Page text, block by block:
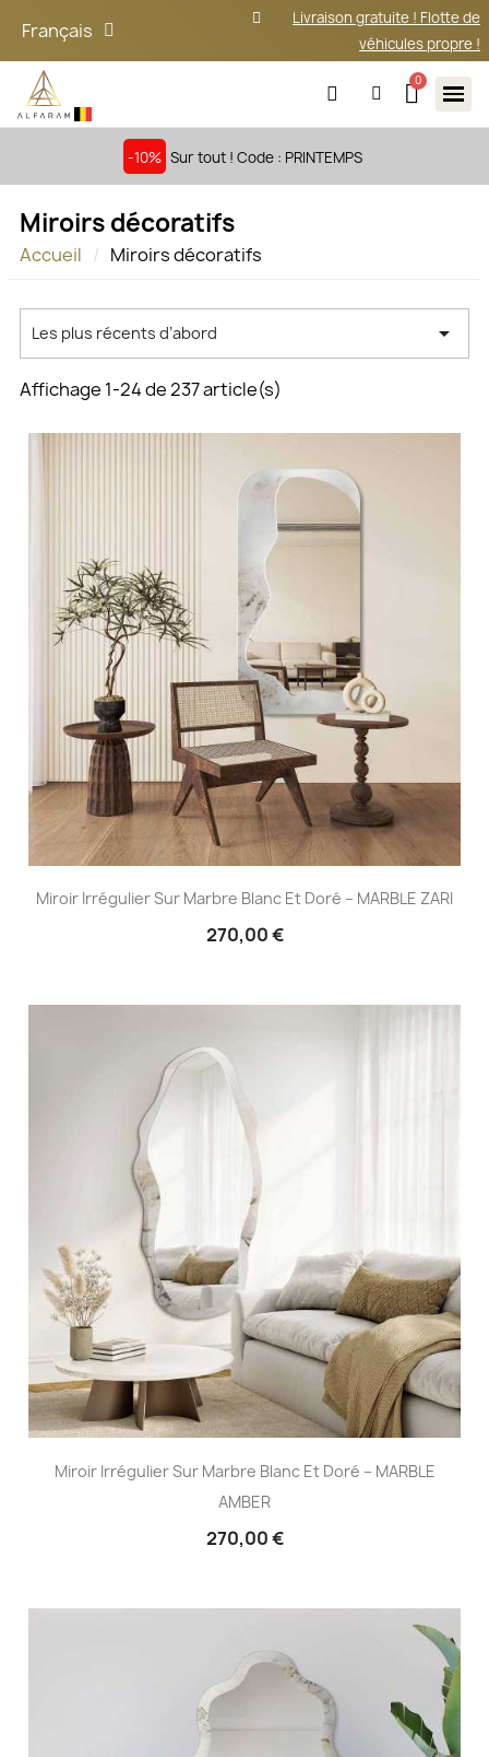
Français
Livraison gratuite ! Flotte de
véhicules propre !
-10% Sur tout ! Code : PRINTEMPS
Miroirs décoratifs
Accueil Miroirs décoratifs
Les plus récents d’abord 
Affichage 1-24 de 237 article(s)
Miroir Irrégulier Sur Marbre Blanc Et Doré – MARBLE ZARI
270,00 €
Miroir Irrégulier Sur Marbre Blanc Et Doré – MARBLE
AMBER
270,00 €